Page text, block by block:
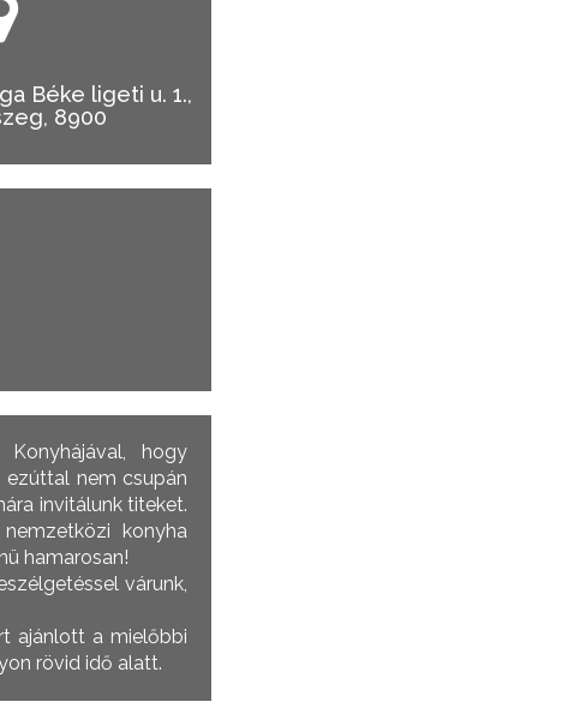
Béke ligeti u. 1.,
8900
hogy
ezúttal nem csupán
invitálunk titeket.
konyha
hamarosan!
várunk,
ajánlott a mielőbbi
rövid idő alatt.